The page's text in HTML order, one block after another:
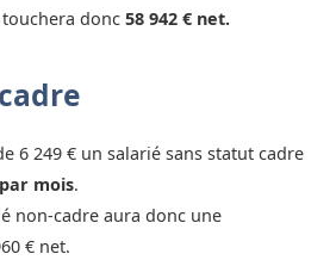
donc 58 942 € net.
6 249 € un salarié sans statut cadre
mois.
non-cadre aura donc une
€ net.